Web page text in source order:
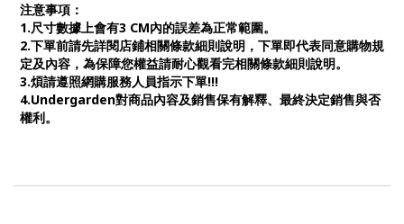
注意事項：
1.尺寸數據上會有3 CM內的誤差為正常範圍。
2.下單前請先詳閱店鋪相關條款細則說明，下單即代表同意購物規
定及內容，為保障您權益請耐心觀看完相關條款細則說明。
3.煩請遵照網購服務人員指示下單!!!
4.Undergarden對商品內容及銷售保有解釋、最終決定銷售與否
權利。